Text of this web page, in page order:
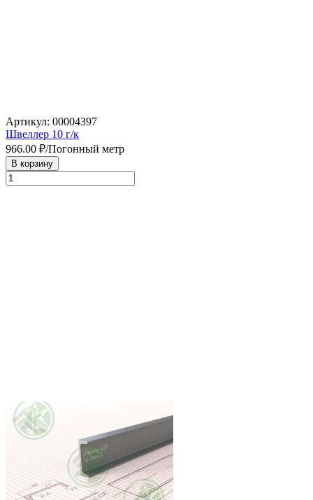
Артикул: 00004397
Швеллер 10 г/к
966.00 ₽/Погонный метр
В корзину